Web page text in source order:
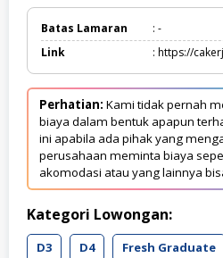
Batas Lamaran
: -
Link
: https://
Perhatian: Kami tidak pernah
biaya dalam bentuk apapun
ini apabila ada pihak yang
perusahaan meminta biaya
akomodasi atau yang lainnya
Kategori Lowongan:
D3 D4 Fresh Graduate